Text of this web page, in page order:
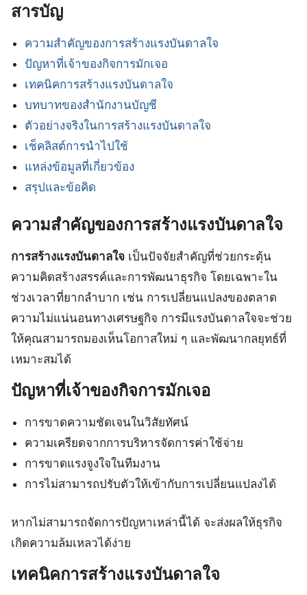
สารบัญ
ความสำคัญของการสร้างแรงบันดาลใจ
ปัญหาที่เจ้าของกิจการมักเจอ
เทคนิคการสร้างแรงบันดาลใจ
บทบาทของสำนักงานบัญชี
ตัวอย่างจริงในการสร้างแรงบันดาลใจ
เช็คลิสต์การนำไปใช้
แหล่งข้อมูลที่เกี่ยวข้อง
สรุปและข้อคิด
ความสำคัญของการสร้างแรงบันดาลใจ
การสร้างแรงบันดาลใจ เป็นปัจจัยสำคัญที่ช่วยกระตุ้น
ความคิดสร้างสรรค์และการพัฒนาธุรกิจ โดยเฉพาะใน
ช่วงเวลาที่ยากลำบาก เช่น การเปลี่ยนแปลงของตลาด
ความไม่แน่นอนทางเศรษฐกิจ การมีแรงบันดาลใจจะช่วย
ให้คุณสามารถมองเห็นโอกาสใหม่ ๆ และพัฒนากลยุทธ์ที่
เหมาะสมได้
ปัญหาที่เจ้าของกิจการมักเจอ
การขาดความชัดเจนในวิสัยทัศน์
ความเครียดจากการบริหารจัดการค่าใช้จ่าย
การขาดแรงจูงใจในทีมงาน
การไม่สามารถปรับตัวให้เข้ากับการเปลี่ยนแปลงได้
หากไม่สามารถจัดการปัญหาเหล่านี้ได้ จะส่งผลให้ธุรกิจ
เกิดความล้มเหลวได้ง่าย
เทคนิคการสร้างแรงบันดาลใจ